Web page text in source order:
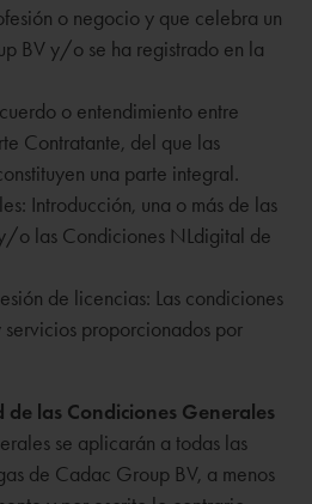
o negocio y que celebra un
BV y/o se ha registrado en la
o entendimiento entre
Contratante, del que las
una parte integral.
Introducción, una o más de las
o las Condiciones NLdigital de
de licencias: Las condiciones
proporcionados por
las Condiciones Generales
se aplicarán a todas las
de Cadac Group BV, a menos